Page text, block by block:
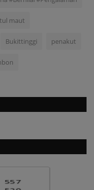
maut
Bukittinggi penakut